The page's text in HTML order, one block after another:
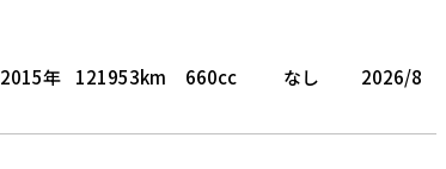
2015年 121953km 660cc なし 2026/8